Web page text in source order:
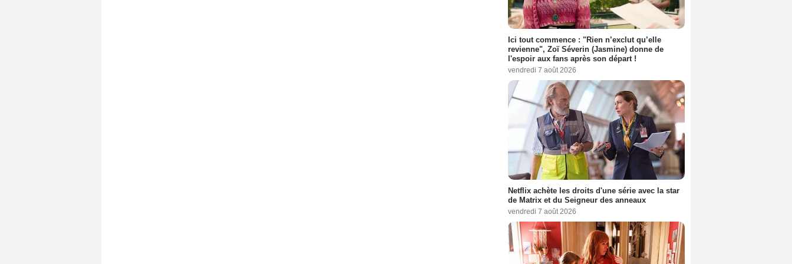
Ici tout commence : "Rien n’exclut qu’elle
revienne", Zoï Séverin (Jasmine) donne de
l'espoir aux fans après son départ !
vendredi 7 août 2026
Netflix achète les droits d'une série avec la star
de Matrix et du Seigneur des anneaux
vendredi 7 août 2026